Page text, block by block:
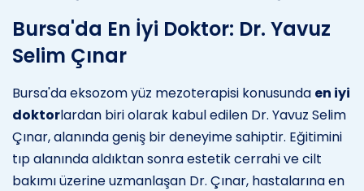
Bursa'da En İyi Doktor: Dr. Yavuz
Selim Çınar
Bursa'da eksozom yüz mezoterapisi konusunda en iyi
doktorlardan biri olarak kabul edilen Dr. Yavuz Selim
Çınar, alanında geniş bir deneyime sahiptir. Eğitimini
tıp alanında aldıktan sonra estetik cerrahi ve cilt
bakımı üzerine uzmanlaşan Dr. Çınar, hastalarına en